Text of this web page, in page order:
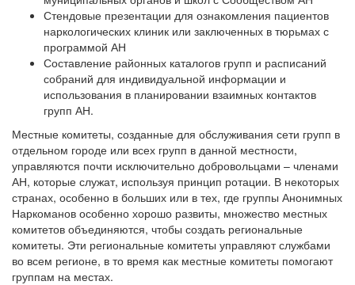
Стендовые презентации для ознакомления пациентов
наркологических клиник или заключенных в тюрьмах с
программой АН
Составление районных каталогов групп и расписаний
собраний для индивидуальной информации и
использования в планировании взаимных контактов
групп АН.
Местные комитеты, созданные для обслуживания сети групп в
отдельном городе или всех групп в данной местности,
управляются почти исключительно добровольцами – членами
АН, которые служат, используя принцип ротации. В некоторых
странах, особенно в больших или в тех, где группы Анонимных
Наркоманов особенно хорошо развиты, множество местных
комитетов объединяются, чтобы создать региональные
комитеты. Эти региональные комитеты управляют службами
во всем регионе, в то время как местные комитеты помогают
группам на местах.